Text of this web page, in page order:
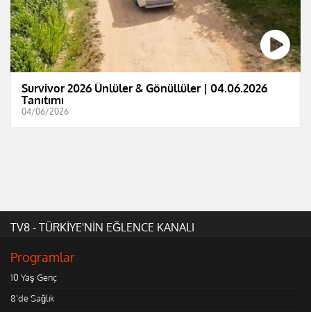
Survivor 2026 Ünlüler & Gönüllüler | 04.06.2026
Tanıtımı
04/06/2026
TV8 - TÜRKİYE'NİN EĞLENCE KANALI
Programlar
10 Yaş Genç
8'de Sağlık